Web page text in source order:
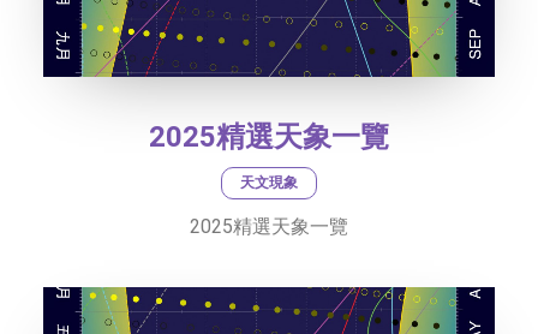
2025精選天象一覽
天文現象
2025精選天象一覽